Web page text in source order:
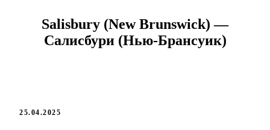
Salisbury (New Brunswick) —
Салисбури (Нью-Брансуик)
25.04.2025